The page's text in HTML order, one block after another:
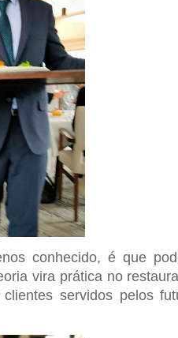
conhecido, é que
vira prática no
servidos pelos